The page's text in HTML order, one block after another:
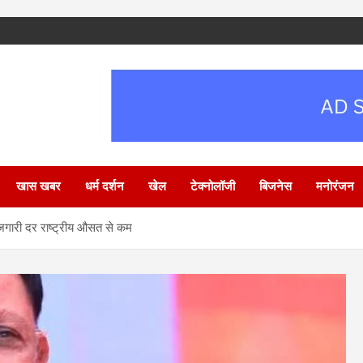
खास खबर धर्म दर्शन खेल टेक्नोलॉजी बिजनेस मनोरंजन
दर राष्ट्रीय औसत से कम